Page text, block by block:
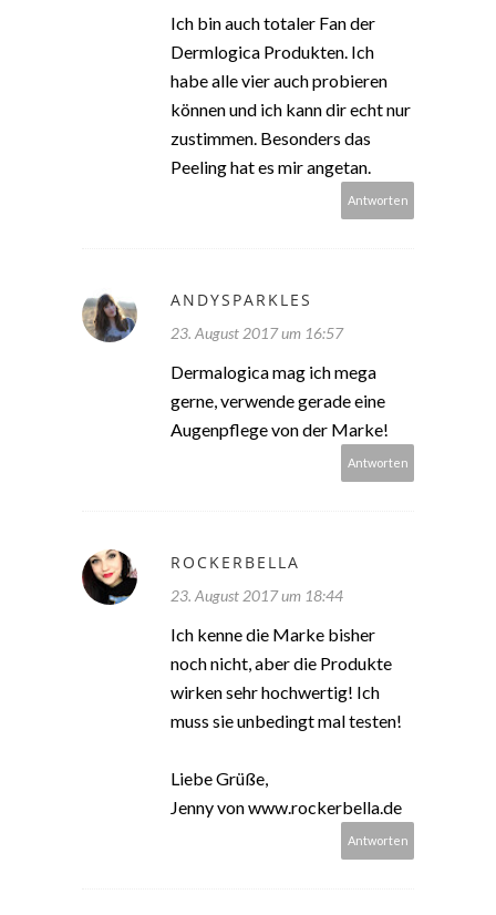
Ich bin auch totaler Fan der
Dermlogica Produkten. Ich
habe alle vier auch probieren
können und ich kann dir echt nur
zustimmen. Besonders das
Peeling hat es mir angetan.
Antworten
ANDYSPARKLES
23. August 2017 um 16:57
Dermalogica mag ich mega
gerne, verwende gerade eine
Augenpflege von der Marke!
Antworten
ROCKERBELLA
23. August 2017 um 18:44
Ich kenne die Marke bisher
noch nicht, aber die Produkte
wirken sehr hochwertig! Ich
muss sie unbedingt mal testen!
Liebe Grüße,
Jenny von www.rockerbella.de
Antworten